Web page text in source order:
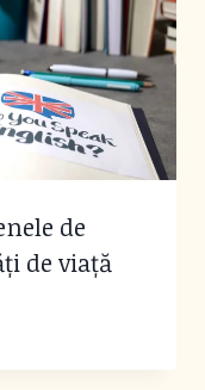
de
de viață